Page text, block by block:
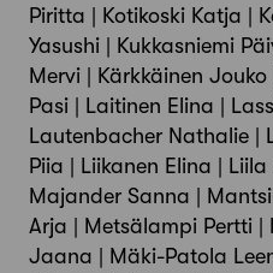
Piritta | Kotikoski Katja |
Yasushi | Kukkasniemi
Mervi | Kärkkäinen
Pasi | Laitinen Elina |
Lautenbacher Nathalie |
Piia | Liikanen Elina | Liila
Majander Sanna |
Arja | Metsälampi Pertti
Jaana | Mäki-Patola